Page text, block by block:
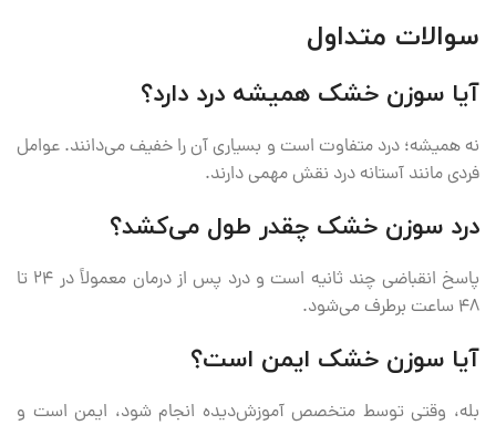
سوالات متداول
آیا سوزن خشک همیشه درد دارد؟
نه همیشه؛ درد متفاوت است و بسیاری آن را خفیف می‌دانند. عوامل
فردی مانند آستانه درد نقش مهمی دارند.
درد سوزن خشک چقدر طول می‌کشد؟
پاسخ انقباضی چند ثانیه است و درد پس از درمان معمولاً در ۲۴ تا
۴۸ ساعت برطرف می‌شود.
آیا سوزن خشک ایمن است؟
بله، وقتی توسط متخصص آموزش‌دیده انجام شود، ایمن است و